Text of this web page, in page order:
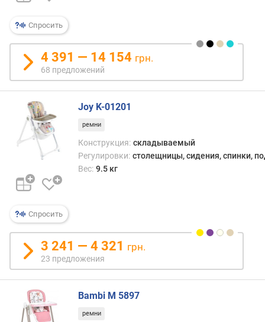
а
н
а
г
р
у
з
к
а
в
с
а
и
д
е
н
Спросить
4 391 — 14 154 грн.
68 предложений
Спросить
Joy K-01201
ремни
Конструкция: складываемый
Регулировки: столещницы, сидения, спинки,
Вес: 9.5 кг
3 241 — 4 321 грн.
23 предложения
Bambi M 5897
ремни